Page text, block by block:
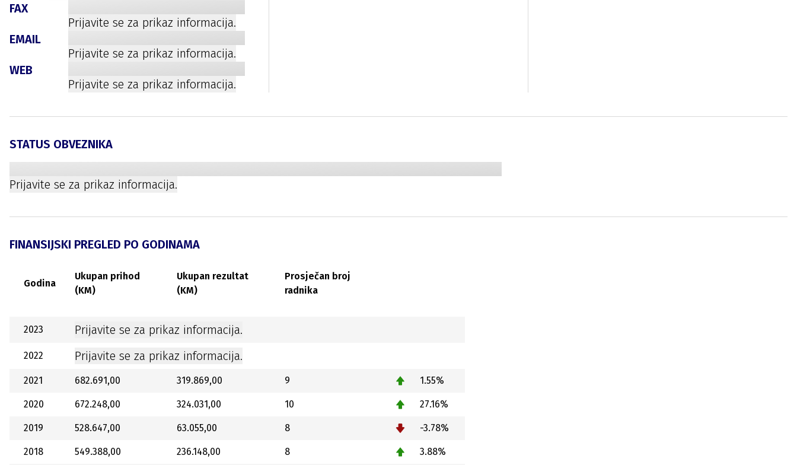
FAX
Prijavite se za prikaz informacija.
EMAIL
Prijavite se za prikaz informacija.
WEB
Prijavite se za prikaz informacija.
STATUS OBVEZNIKA
Prijavite se za prikaz informacija.
FINANSIJSKI PREGLED PO GODINAMA
Godina
Ukupan prihod
(KM)
Ukupan rezultat
(KM)
Prosječan broj
radnika
2023 Prijavite se za prikaz informacija.
2022 Prijavite se za prikaz informacija.
2021 682.691,00 319.869,00 9 1.55%
2020 672.248,00 324.031,00 10 27.16%
2019 528.647,00 63.055,00 8 -3.78%
2018 549.388,00 236.148,00 8 3.88%